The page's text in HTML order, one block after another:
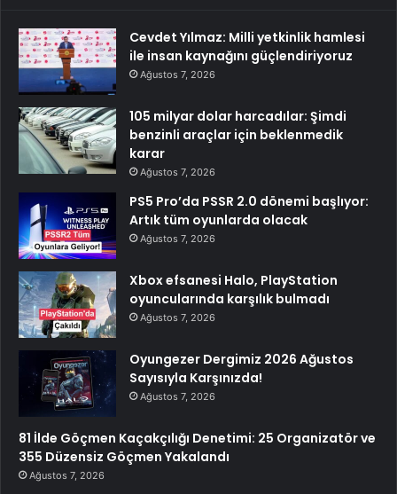
Cevdet Yılmaz: Milli yetkinlik hamlesi
ile insan kaynağını güçlendiriyoruz
Ağustos 7, 2026
105 milyar dolar harcadılar: Şimdi
benzinli araçlar için beklenmedik
karar
Ağustos 7, 2026
PS5 Pro’da PSSR 2.0 dönemi başlıyor:
Artık tüm oyunlarda olacak
Ağustos 7, 2026
Xbox efsanesi Halo, PlayStation
oyuncularında karşılık bulmadı
Ağustos 7, 2026
Oyungezer Dergimiz 2026 Ağustos
Sayısıyla Karşınızda!
Ağustos 7, 2026
81 İlde Göçmen Kaçakçılığı Denetimi: 25 Organizatör ve
355 Düzensiz Göçmen Yakalandı
Ağustos 7, 2026